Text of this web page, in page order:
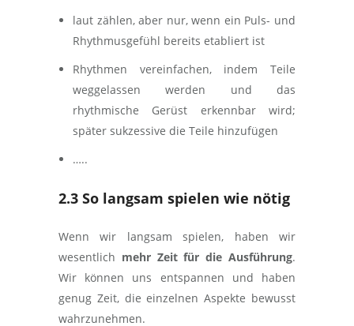
laut zählen, aber nur, wenn ein Puls- und
Rhythmusgefühl bereits etabliert ist
Rhythmen vereinfachen, indem Teile
weggelassen werden und das
rhythmische Gerüst erkennbar wird;
später sukzessive die Teile hinzufügen
…..
2.3 So langsam spielen wie nötig
Wenn wir langsam spielen, haben wir
wesentlich mehr Zeit für die Ausführung.
Wir können uns entspannen und haben
genug Zeit, die einzelnen Aspekte bewusst
wahrzunehmen.